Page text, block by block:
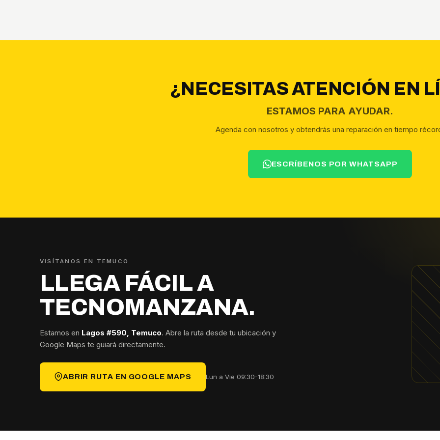
¿NECESITAS ATENCIÓN EN
ESTAMOS PARA AYUDAR.
Agenda con nosotros y obtendrás una reparación en tiempo
ESCRÍBENOS POR WHATSAPP
VISÍTANOS EN TEMUCO
LLEGA FÁCIL A
TECNOMANZANA.
Estamos en Lagos #590, Temuco. Abre la ruta desde tu ubicación y
Google Maps te guiará directamente.
ABRIR RUTA EN GOOGLE MAPS Lun a Vie 09:30-18:30